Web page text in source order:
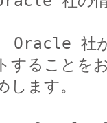
トすることを
します。